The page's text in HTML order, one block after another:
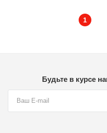
1
Будьте в курсе